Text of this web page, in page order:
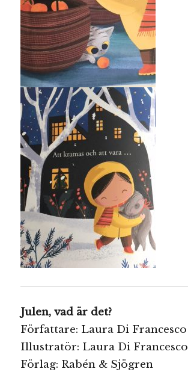
Julen, vad är det?
Författare: Laura Di Francesco
Illustratör: Laura Di Francesco
Förlag: Rabén & Sjögren